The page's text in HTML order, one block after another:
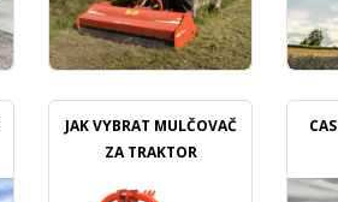
JAK VYBRAT MULČOVAČ
ZA TRAKTOR